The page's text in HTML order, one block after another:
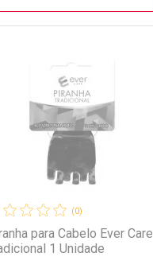
Menos
(0)
para Cabelo Ever Care
1 Unidade